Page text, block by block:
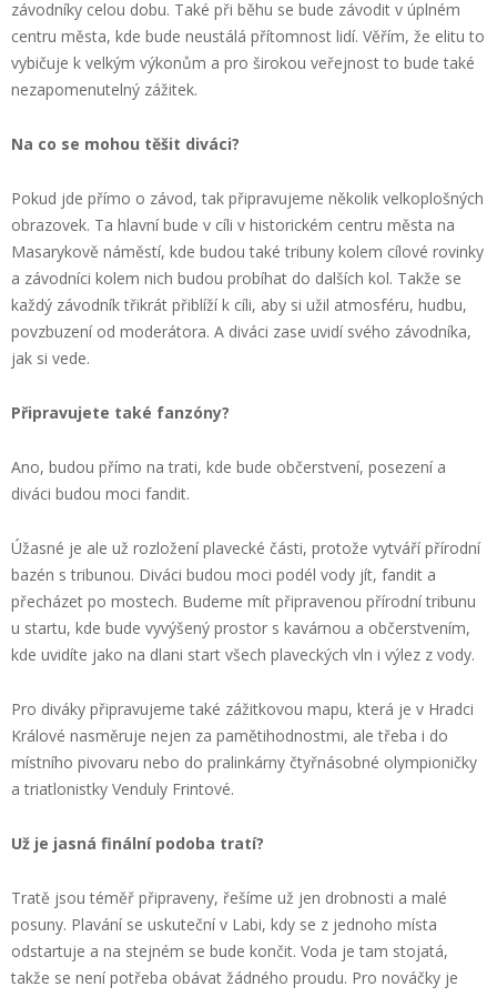
závodníky celou dobu. Také při běhu se bude závodit v úplném
centru města, kde bude neustálá přítomnost lidí. Věřím, že elitu to
vybičuje k velkým výkonům a pro širokou veřejnost to bude také
nezapomenutelný zážitek.
Na co se mohou těšit diváci?
Pokud jde přímo o závod, tak připravujeme několik velkoplošných
obrazovek. Ta hlavní bude v cíli v historickém centru města na
Masarykově náměstí, kde budou také tribuny kolem cílové rovinky
a závodníci kolem nich budou probíhat do dalších kol. Takže se
každý závodník třikrát přiblíží k cíli, aby si užil atmosféru, hudbu,
povzbuzení od moderátora. A diváci zase uvidí svého závodníka,
jak si vede.
Připravujete také fanzóny?
Ano, budou přímo na trati, kde bude občerstvení, posezení a
diváci budou moci fandit.
Úžasné je ale už rozložení plavecké části, protože vytváří přírodní
bazén s tribunou. Diváci budou moci podél vody jít, fandit a
přecházet po mostech. Budeme mít připravenou přírodní tribunu
u startu, kde bude vyvýšený prostor s kavárnou a občerstvením,
kde uvidíte jako na dlani start všech plaveckých vln i výlez z vody.
Pro diváky připravujeme také zážitkovou mapu, která je v Hradci
Králové nasměruje nejen za pamětihodnostmi, ale třeba i do
místního pivovaru nebo do pralinkárny čtyřnásobné olympioničky
a triatlonistky Venduly Frintové.
Už je jasná finální podoba tratí?
Tratě jsou téměř připraveny, řešíme už jen drobnosti a malé
posuny. Plavání se uskuteční v Labi, kdy se z jednoho místa
odstartuje a na stejném se bude končit. Voda je tam stojatá,
takže se není potřeba obávat žádného proudu. Pro nováčky je